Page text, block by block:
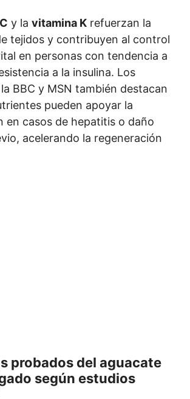
y la vitamina K refuerzan la
tejidos y contribuyen al control
en personas con tendencia a
a la insulina. Los
BBC y MSN también destacan
pueden apoyar la
en casos de hepatitis o daño
acelerando la regeneración
probados del aguacate
según estudios